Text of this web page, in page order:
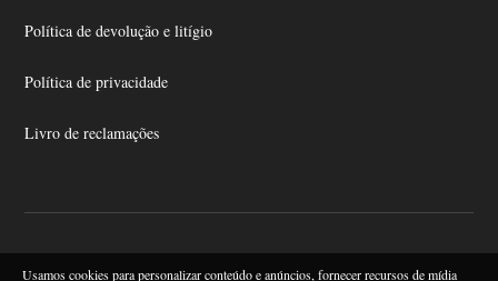
Política de devolução e litígio
Política de privacidade
Livro de reclamações
Usamos cookies para personalizar conteúdo e anúncios, fornecer recursos de mídia